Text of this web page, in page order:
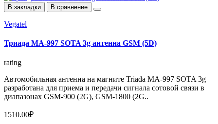
В закладки В сравнение
Vegatel
Триада MA-997 SOTA 3g антенна GSM (5D)
rating
Автомобильная антенна на магните Triada MA-997 SOTA 3g
разработана для приема и передачи сигнала сотовой связи в
диапазонах GSM-900 (2G), GSM-1800 (2G..
1510.00₽